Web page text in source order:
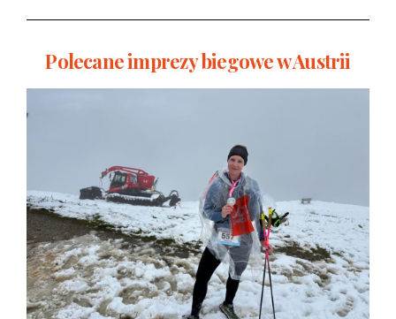
Polecane imprezy biegowe w Austrii